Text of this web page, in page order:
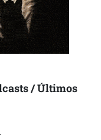
/ Últimos